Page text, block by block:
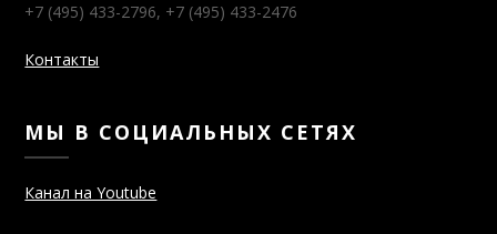
+7 (495) 433-2796, +7 (495) 433-2476
Контакты
МЫ В СОЦИАЛЬНЫХ СЕТЯХ
Канал на Youtube